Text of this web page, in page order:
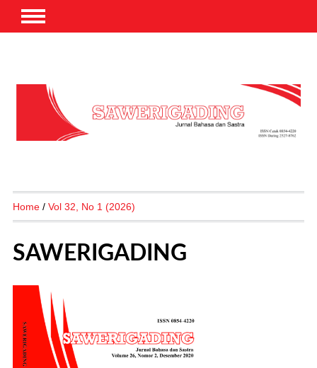
Home/ Vol 32, No 1 (2026)
SAWERIGADING